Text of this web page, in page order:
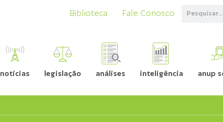
Biblioteca Fale Conosco
notícias legislação análises inteligência anup